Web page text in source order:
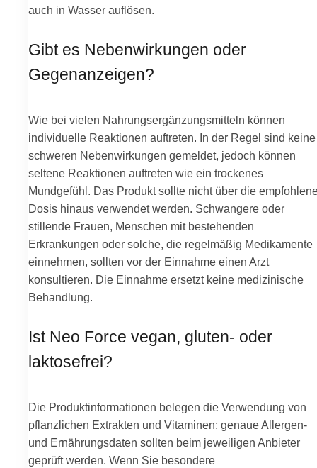
auch in Wasser auflösen.
Gibt es Nebenwirkungen oder
Gegenanzeigen?
Wie bei vielen Nahrungsergänzungsmitteln können
individuelle Reaktionen auftreten. In der Regel sind keine
schweren Nebenwirkungen gemeldet, jedoch können
seltene Reaktionen auftreten wie ein trockenes
Mundgefühl. Das Produkt sollte nicht über die
Dosis hinaus verwendet werden. Schwangere oder
stillende Frauen, Menschen mit bestehenden
Erkrankungen oder solche, die regelmäßig Medikamente
einnehmen, sollten vor der Einnahme einen Arzt
konsultieren. Die Einnahme ersetzt keine medizinische
Behandlung.
Ist Neo Force vegan, gluten- oder
laktosefrei?
Die Produktinformationen belegen die Verwendung von
pflanzlichen Extrakten und Vitaminen; genaue Allergen-
und Ernährungsdaten sollten beim jeweiligen Anbieter
geprüft werden. Wenn Sie besondere